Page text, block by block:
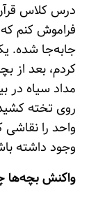
درس کلاس
فراموش کنم
جابه‌جا شده.
کردم، بعد از
مداد سیاه در
روی تخته
واحد را نقاشی
وجود داشته
واکنش بچه‌ها